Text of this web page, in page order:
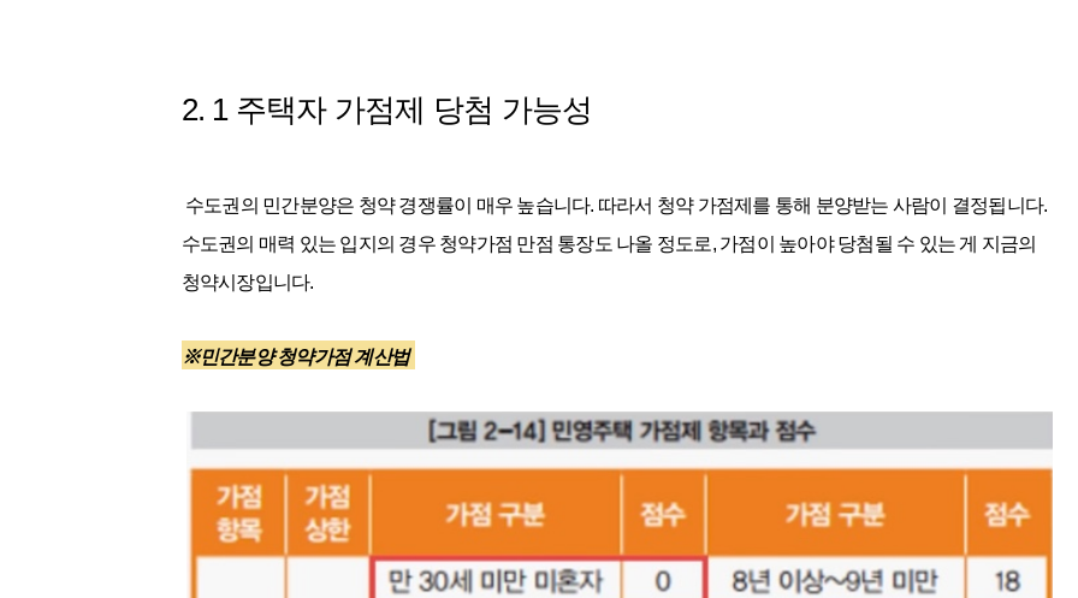
2. 1 주택자 가점제 당첨 가능성
수도권의 민간분양은 청약 경쟁률이 매우 높습니다. 따라서 청약 가점제를 통해 분양받는 사람이 결정됩니다.
수도권의 매력 있는 입지의 경우 청약가점 만점 통장도 나올 정도로, 가점이 높아야 당첨될 수 있는 게 지금의
청약시장입니다.
※민간분양 청약가점 계산법